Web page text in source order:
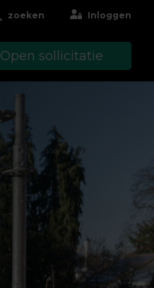
zoeken Inloggen
Open sollicitatie